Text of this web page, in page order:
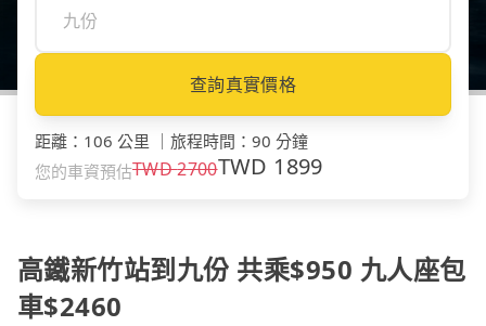
查詢真實價格
距離 ： 106 公里 旅程時間 ： 90 分鐘
您的車資預估TWD2700TWD 1899
高鐵新竹站到九份 共乘$950 九人座包
車$2460